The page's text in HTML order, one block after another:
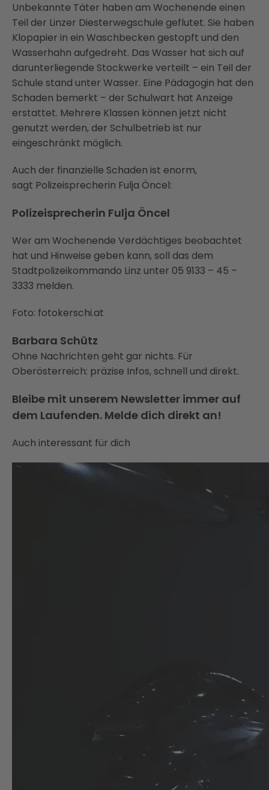
Unbekannte Täter haben am Wochenende einen
Teil der Linzer Diesterwegschule geflutet. Sie haben
Klopapier in ein Waschbecken gestopft und den
Wasserhahn aufgedreht. Das Wasser hat sich auf
darunterliegende Stockwerke verteilt – ein Teil der
Schule stand unter Wasser. Eine Pädagogin hat den
Schaden bemerkt – der Schulwart hat Anzeige
erstattet. Mehrere Klassen können jetzt nicht
genutzt werden, der Schulbetrieb ist nur
eingeschränkt möglich.
Auch der finanzielle Schaden ist enorm,
sagt Polizeisprecherin Fulja Öncel:
Polizeisprecherin Fulja Öncel
Wer am Wochenende Verdächtiges beobachtet
hat und Hinweise geben kann, soll das dem
Stadtpolizeikommando Linz unter 05 9133 – 45 –
3333 melden.
Foto: fotokerschi.at
Barbara Schütz
Ohne Nachrichten geht gar nichts. Für
Oberösterreich: präzise Infos, schnell und direkt.
Bleibe mit unserem Newsletter immer auf
dem Laufenden. Melde dich direkt an!
Auch interessant für dich